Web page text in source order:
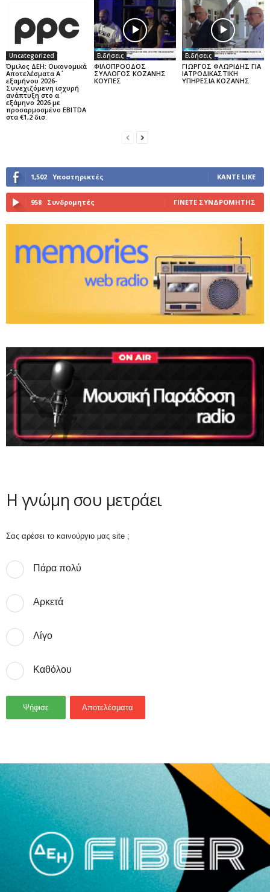
Uncategorized
Όμιλος ΔΕΗ: Οικονομικά
Αποτελέσματα Α΄
εξαμήνου 2026-
Συνεχιζόμενη ισχυρή
ανάπτυξη στο α΄
εξάμηνο 2026 με
προσαρμοσμένο EBITDA
στα €1,2 δισ.
Ειδήσεις
ΦΙΛΟΠΡΟΟΔΟΣ
ΣΥΛΛΟΓΟΣ ΚΟΖΑΝΗΣ
ΚΟΥΠΕΣ
Ειδήσεις
ΓΙΩΡΓΟΣ ΦΛΩΡΙΔΗΣ ΓΙΑ
ΙΑΤΡΟΔΙΚΑΣΤΙΚΗ
ΥΠΗΡΕΣΙΑ ΚΟΖΑΝΗΣ
1,502 Υποστηρικτές ΚΆΝΤΕ LIKE
958 Συνδρομητές ΓΊΝΕΤΕ ΣΥΝΔΡΟΜΗΤΉΣ
Η γνώμη σου μετράει
Σας αρέσει το καινούργιο μας site ;
Πάρα πολύ
Αρκετά
Λίγο
Καθόλου
Ψήφισε Αποτελέσματα
- Advertisement -